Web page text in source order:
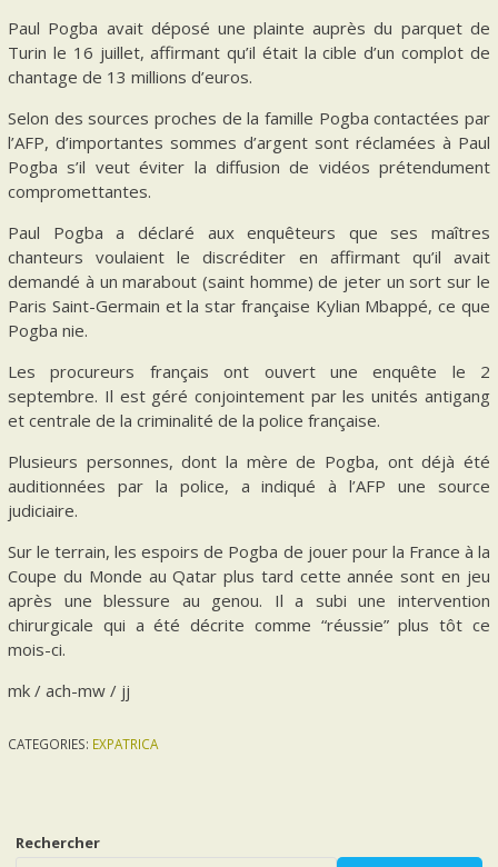
Paul Pogba avait déposé une plainte auprès du parquet de
Turin le 16 juillet, affirmant qu’il était la cible d’un complot de
chantage de 13 millions d’euros.
Selon des sources proches de la famille Pogba contactées par
l’AFP, d’importantes sommes d’argent sont réclamées à Paul
Pogba s’il veut éviter la diffusion de vidéos prétendument
compromettantes.
Paul Pogba a déclaré aux enquêteurs que ses maîtres
chanteurs voulaient le discréditer en affirmant qu’il avait
demandé à un marabout (saint homme) de jeter un sort sur le
Paris Saint-Germain et la star française Kylian Mbappé, ce que
Pogba nie.
Les procureurs français ont ouvert une enquête le 2
septembre. Il est géré conjointement par les unités antigang
et centrale de la criminalité de la police française.
Plusieurs personnes, dont la mère de Pogba, ont déjà été
auditionnées par la police, a indiqué à l’AFP une source
judiciaire.
Sur le terrain, les espoirs de Pogba de jouer pour la France à la
Coupe du Monde au Qatar plus tard cette année sont en jeu
après une blessure au genou. Il a subi une intervention
chirurgicale qui a été décrite comme “réussie” plus tôt ce
mois-ci.
mk / ach-mw / jj
CATEGORIES: EXPATRICA
Rechercher